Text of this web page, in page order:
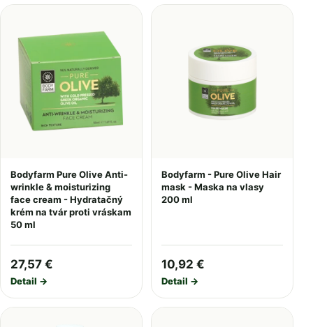
Bodyfarm Pure Olive Anti-
wrinkle & moisturizing
face cream - Hydratačný
krém na tvár proti vráskam
50 ml
27,57 €
Detail →
Bodyfarm - Pure Olive Hair
mask - Maska na vlasy
200 ml
10,92 €
Detail →